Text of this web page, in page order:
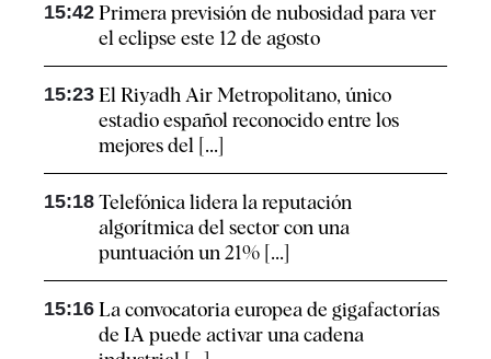
15:42 Primera previsión de nubosidad para ver
el eclipse este 12 de agosto
15:23 El Riyadh Air Metropolitano, único
estadio español reconocido entre los
mejores del [...]
15:18 Telefónica lidera la reputación
algorítmica del sector con una
puntuación un 21% [...]
15:16 La convocatoria europea de gigafactorías
de IA puede activar una cadena